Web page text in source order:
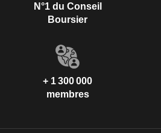
N°1 du Conseil
Boursier
+ 1 300 000
membres